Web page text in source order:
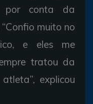
por conta da
muito no
e eles me
tratou da
explicou